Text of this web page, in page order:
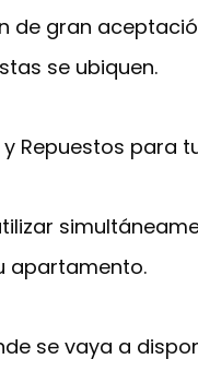
gran
se ubiquen.
Repuestos para
apartamento.
se vaya a